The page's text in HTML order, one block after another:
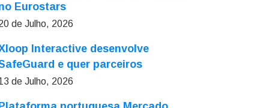
Eurostars
de Julho, 2026
Interactive desenvolve
e quer parceiros
de Julho, 2026